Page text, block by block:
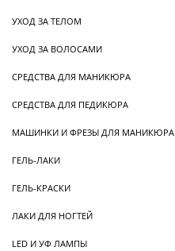
УХОД ЗА ТЕЛОМ
УХОД ЗА ВОЛОСАМИ
СРЕДСТВА ДЛЯ МАНИКЮРА
СРЕДСТВА ДЛЯ ПЕДИКЮРА
МАШИНКИ И ФРЕЗЫ ДЛЯ МАНИКЮРА
ГЕЛЬ-ЛАКИ
ГЕЛЬ-КРАСКИ
ЛАКИ ДЛЯ НОГТЕЙ
LED И УФ ЛАМПЫ